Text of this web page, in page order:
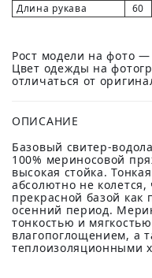
Длина рукава
60
Рост модели на фото
Цвет одежды на
отличаться от
ОПИСАНИЕ
Базовый свитер-
100% мериносовой
высокая стойка.
абсолютно не колется,
прекрасной базой
осенний период.
тонкостью и
влагопоглощением, а
теплоизоляционными